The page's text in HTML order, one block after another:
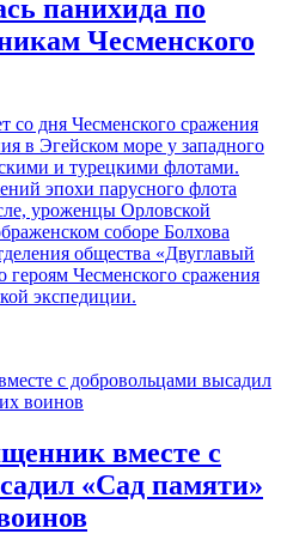
панихида по
Чесменского
со дня Чесменского сражения
в Эгейском море у западного
и турецкими флотами.
эпохи парусного флота
уроженцы Орловской
соборе Болхова
общества «Двуглавый
героям Чесменского сражения
экспедиции.
вместе с
«Сад памяти»